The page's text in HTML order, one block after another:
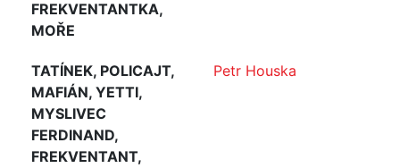
FREKVENTANTKA,
MOŘE
TATÍNEK, POLICAJT,
MAFIÁN, YETTI,
MYSLIVEC
FERDINAND,
FREKVENTANT,
Petr Houska